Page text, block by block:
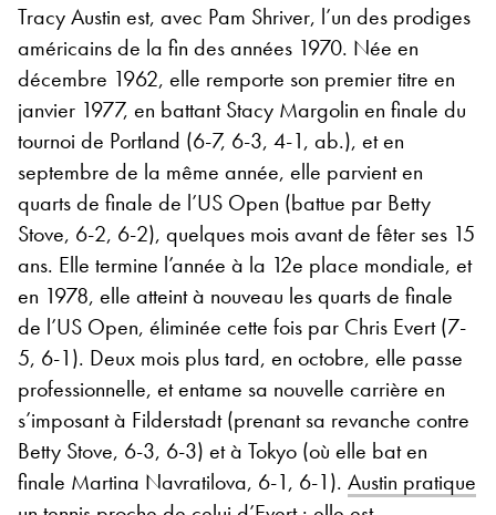
Tracy Austin est, avec Pam Shriver, l’un des prodiges
américains de la fin des années 1970. Née en
décembre 1962, elle remporte son premier titre en
janvier 1977, en battant Stacy Margolin en finale du
tournoi de Portland (6-7, 6-3, 4-1, ab.), et en
septembre de la même année, elle parvient en
quarts de finale de l’US Open (battue par Betty
Stove, 6-2, 6-2), quelques mois avant de fêter ses 15
ans. Elle termine l’année à la 12e place mondiale, et
en 1978, elle atteint à nouveau les quarts de finale
de l’US Open, éliminée cette fois par Chris Evert (7-
5, 6-1). Deux mois plus tard, en octobre, elle passe
professionnelle, et entame sa nouvelle carrière en
s’imposant à Filderstadt (prenant sa revanche contre
Betty Stove, 6-3, 6-3) et à Tokyo (où elle bat en
finale Martina Navratilova, 6-1, 6-1). Austin pratique